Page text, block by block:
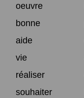
oeuvre
bonne
aide
vie
réaliser
souhaiter